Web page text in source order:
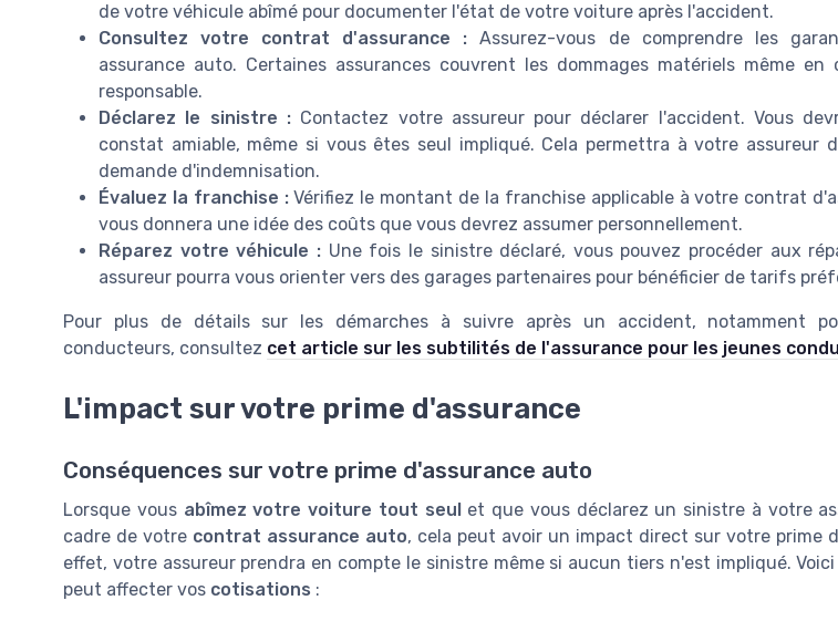
de votre véhicule abîmé pour documenter l'état de votre voiture après l'accident.
Consultez votre contrat d'assurance : Assurez-vous de comprendre les
assurance auto. Certaines assurances couvrent les dommages matériels même en
responsable.
Déclarez le sinistre :Contactez votre assureur pour déclarer l'accident. Vous
constat amiable, même si vous êtes seul impliqué. Cela permettra à votre assureur
demande d'indemnisation.
Évaluez la franchise :Vérifiez le montant de la franchise applicable à votre contrat
vous donnera une idée des coûts que vous devrez assumer personnellement.
Réparez votre véhicule :Une fois le sinistre déclaré, vous pouvez procéder aux
assureur pourra vous orienter vers des garages partenaires pour bénéficier de tarifs
Pour plus de détails sur les démarches à suivre après un accident, notamment
conducteurs, consultez cet article sur les subtilités de l'assurance pour les jeunes
L'impact sur votre prime d'assurance
Conséquences sur votre prime d'assurance auto
Lorsque vous abîmez votre voiture tout seulet que vous déclarez un sinistre à votre
cadre de votre contrat assurance auto, cela peut avoir un impact direct sur votre prime
effet, votre assureur prendra en compte le sinistre même si aucun tiers n'est impliqué.
peut affecter vos cotisations :